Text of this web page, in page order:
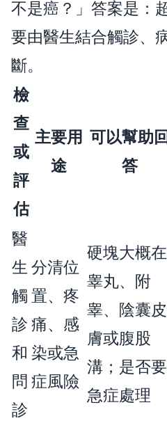
不是癌？」答案是：
要由醫生結合觸診、
斷。
檢
查
或
評
估
主要用
途
可以幫助
答
醫
生
觸
診
和
問
診
分清位
置、疼
痛、感
染或急
症風險
硬塊大概在
睾丸、附
睾、陰囊皮
膚或腹股
溝；是否要
急症處理